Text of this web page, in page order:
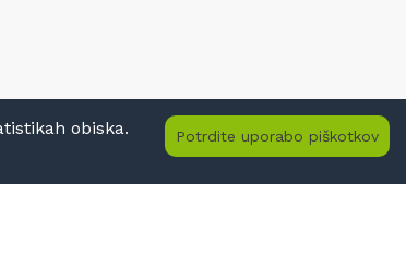
Potrdite uporabo piškotkov
obiska.